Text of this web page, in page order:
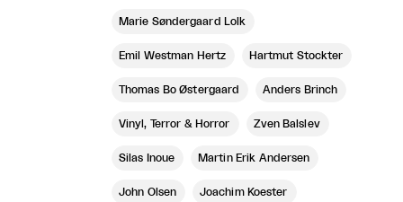
Marie Søndergaard Lolk
Emil Westman Hertz Hartmut Stockter
Thomas Bo Østergaard Anders Brinch
Vinyl, Terror & Horror Zven Balslev
Silas Inoue Martin Erik Andersen
John Olsen Joachim Koester